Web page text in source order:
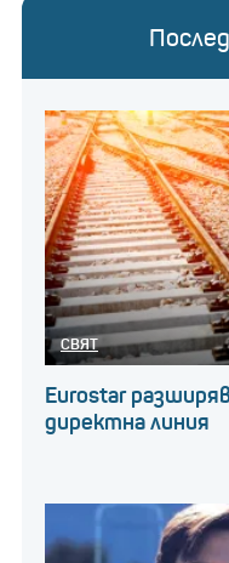
СВЯТ
Eurostar
директна линия